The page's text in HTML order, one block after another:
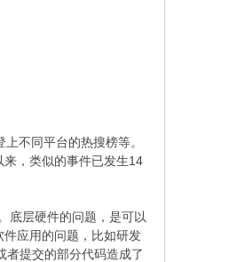
不同平台的热搜榜等。
，类似的事件已发生14
底层硬件的问题，是可以
应用的问题，比如研发
者提交的部分代码造成了